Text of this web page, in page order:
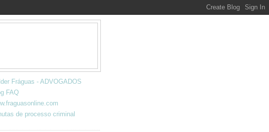
Fráguas - ADVOGADOS
FAQ
de processo criminal